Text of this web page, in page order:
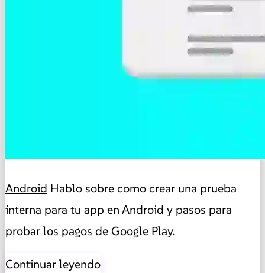
Android Hablo sobre como crear una prueba
interna para tu app en Android y pasos para
probar los pagos de Google Play.
Continuar leyendo